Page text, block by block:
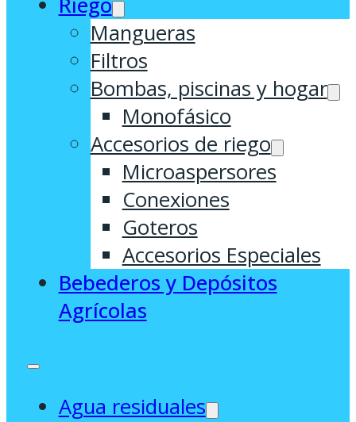
Mangueras
Filtros
Bombas, piscinas y hogar
Monofásico
Accesorios de riego
Microaspersores
Conexiones
Goteros
Accesorios Especiales
Bebederos y Depósitos
Agrícolas
Agua residuales